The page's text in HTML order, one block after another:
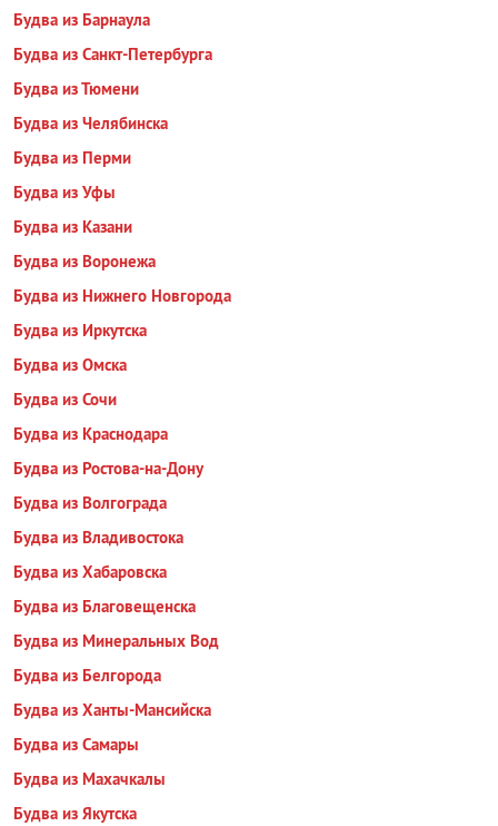
Будва из Барнаула
Будва из Санкт-Петербурга
Будва из Тюмени
Будва из Челябинска
Будва из Перми
Будва из Уфы
Будва из Казани
Будва из Воронежа
Будва из Нижнего Новгорода
Будва из Иркутска
Будва из Омска
Будва из Сочи
Будва из Краснодара
Будва из Ростова-на-Дону
Будва из Волгограда
Будва из Владивостока
Будва из Хабаровска
Будва из Благовещенска
Будва из Минеральных Вод
Будва из Белгорода
Будва из Ханты-Мансийска
Будва из Самары
Будва из Махачкалы
Будва из Якутска